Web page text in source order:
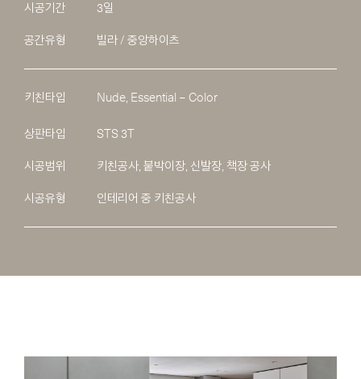
시공기간 3일
공간유형 빌라 / 중앙하이츠
키친타입 Nude, Essential – Color
상판타입 STS 3T
시공범위 키친공사, 붙박이장, 신발장, 책장 공사
시공유형 인테리어 중 키친공사